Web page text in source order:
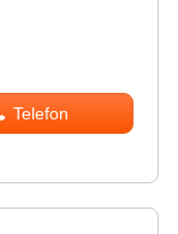
Telefon